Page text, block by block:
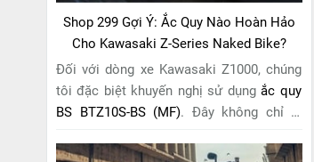
Shop 299 Gợi Ý: Ắc Quy Nào Hoàn Hảo
Cho Kawasaki Z-Series Naked Bike?
Đối với dòng xe Kawasaki Z1000, chúng
tôi đặc biệt khuyến nghị sử dụng ắc quy
BS BTZ10S-BS (MF). Đây không chỉ là
giải pháp hoàn hảo được thiết kế dành